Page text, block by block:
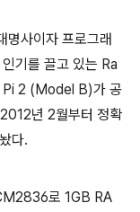
사이자 프로그래
기를 끌고 있는 Ra
2 (Model B)가 공
년 2월부터 정확
다.
로 1GB RA